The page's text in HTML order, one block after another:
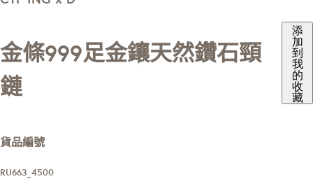
金條999足金鑲天然鑽石頸
鏈
添
加
到
我
的
收
藏
貨品編號
RU663_4500